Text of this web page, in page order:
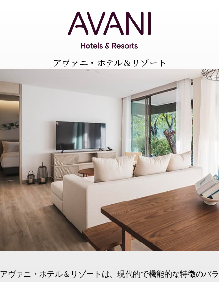
アヴァニ・ホテル＆リゾート
アヴァニ・ホテル＆リゾートは、現代的で機能的な特徴のバラ